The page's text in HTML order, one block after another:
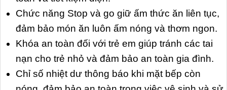
Chức năng Stop và go giữ ấm thức ăn liên tục,
đảm bảo món ăn luôn ấm nóng và thơm ngon.
Khóa an toàn đối với trẻ em giúp tránh các tai
nạn cho trẻ nhỏ và đảm bảo an toàn gia đình.
Chỉ số nhiệt dư thông báo khi mặt bếp còn